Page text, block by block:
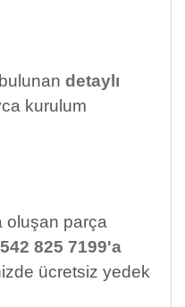
detaylı
kurulum
oluşan parça
825 7199'a
ücretsiz yedek